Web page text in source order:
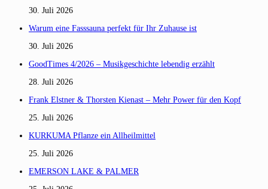
30. Juli 2026
Warum eine Fasssauna perfekt für Ihr Zuhause ist
30. Juli 2026
GoodTimes 4/2026 – Musikgeschichte lebendig erzählt
28. Juli 2026
Frank Elstner & Thorsten Kienast – Mehr Power für den Kopf
25. Juli 2026
KURKUMA Pflanze ein Allheilmittel
25. Juli 2026
EMERSON LAKE & PALMER